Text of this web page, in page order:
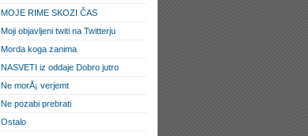
MOJE RIME SKOZI ČAS
Moji objavljeni twiti na Twitterju
Morda koga zanima
NASVETI iz oddaje Dobro jutro
Ne morÅ¡ verjemt
Ne pozabi prebrati
Ostalo